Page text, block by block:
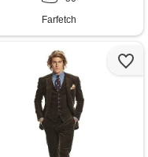
Farfetch